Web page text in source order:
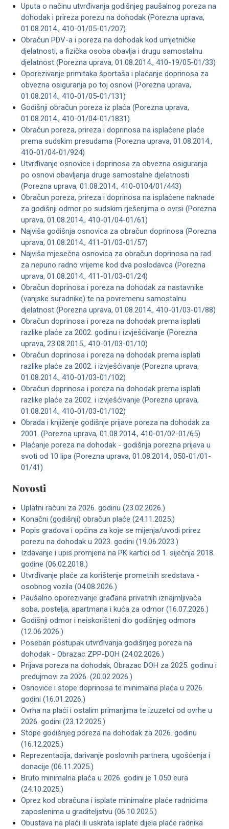
Uputa o načinu utvrđivanja godišnjeg paušalnog poreza na
dohodak i prireza porezu na dohodak (Porezna uprava,
01.08.2014., 410-01/05-01/207)
Obračun PDV-a i poreza na dohodak kod umjetničke
djelatnosti, a fizička osoba obavlja i drugu samostalnu
djelatnost (Porezna uprava, 01.08.2014., 410-19/05-01/33)
Oporezivanje primitaka športaša i plaćanje doprinosa za
obvezna osiguranja po toj osnovi (Porezna uprava,
01.08.2014., 410-01/05-01/131)
Godišnji obračun poreza iz plaća (Porezna uprava,
01.08.2014., 410-01/04-01/1831)
Obračun poreza, prireza i doprinosa na isplaćene plaće
prema sudskim presudama (Porezna uprava, 01.08.2014.,
410-01/04-01/924)
Utvrđivanje osnovice i doprinosa za obvezna osiguranja
po osnovi obavljanja druge samostalne djelatnosti
(Porezna uprava, 01.08.2014., 410-0104/01/443)
Obračun poreza, prireza i doprinosa na isplaćene naknade
za godišnji odmor po sudskim rješenjima o ovrsi (Porezna
uprava, 01.08.2014., 410-01/04-01/61)
Najviša godišnja osnovica za obračun doprinosa (Porezna
uprava, 01.08.2014., 411-01/03-01/57)
Najviša mjesečna osnovica za obračun doprinosa na rad
za nepuno radno vrijeme kod dva poslodavca (Porezna
uprava, 01.08.2014., 411-01/03-01/24)
Obračun doprinosa i poreza na dohodak za nastavnike
(vanjske suradnike) te na povremenu samostalnu
djelatnost (Porezna uprava, 01.08.2014., 410-01/03-01/88)
Obračun doprinosa i poreza na dohodak prema isplati
razlike plaće za 2002. godinu i izvješćivanje (Porezna
uprava, 23.08.2015., 410-01/03-01/10)
Obračun doprinosa i poreza na dohodak prema isplati
razlike plaće za 2002. i izvješćivanje (Porezna uprava,
01.08.2014., 410-01/03-01/102)
Obračun doprinosa i poreza na dohodak prema isplati
razlike plaće za 2002. i izvješćivanje (Porezna uprava,
01.08.2014., 410-01/03-01/102)
Obrada i knjiženje godišnje prijave poreza na dohodak za
2001. (Porezna uprava, 01.08.2014., 410-01/02-01/65)
Plaćanje poreza na dohodak - godišnja porezna prijava u
svoti od 10 lipa (Porezna uprava, 01.08.2014., 050-01/01-
01/41)
Novosti
Uplatni računi za 2026. godinu (23.02.2026.)
Konačni (godišnji) obračun plaće (24.11.2025.)
Popis gradova i općina za koje se mijenja/uvodi prirez
porezu na dohodak u 2023. godini (19.06.2023.)
Izdavanje i upis promjena na PK kartici od 1. siječnja 2018.
godine (06.02.2018.)
Utvrđivanje plaće za korištenje prometnih sredstava -
osobnog vozila (04.08.2026.)
Paušalno oporezivanje građana privatnih iznajmljivača
soba, postelja, apartmana i kuća za odmor (16.07.2026.)
Godišnji odmor i neiskorišteni dio godišnjeg odmora
(12.06.2026.)
Poseban postupak utvrđivanja godišnjeg poreza na
dohodak - Obrazac ZPP-DOH (24.02.2026.)
Prijava poreza na dohodak, Obrazac DOH za 2025. godinu i
predujmovi za 2026. (20.02.2026.)
Osnovice i stope doprinosa te minimalna plaća u 2026.
godini (16.01.2026.)
Ovrha na plaći i ostalim primanjima te izuzetci od ovrhe u
2026. godini (23.12.2025.)
Stope godišnjeg poreza na dohodak za 2026. godinu
(16.12.2025.)
Reprezentacija, darivanje poslovnih partnera, ugošćenja i
donacije (06.11.2025.)
Bruto minimalna plaća u 2026. godini je 1.050 eura
(24.10.2025.)
Oprez kod obračuna i isplate minimalne plaće radnicima
zaposlenima u graditeljstvu (06.10.2025.)
Obustava na plaći ili uskrata isplate dijela plaće radnika